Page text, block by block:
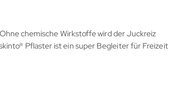
chemische Wirkstoffe wird der Juckreiz
Pflaster ist ein super Begleiter für Freizeit